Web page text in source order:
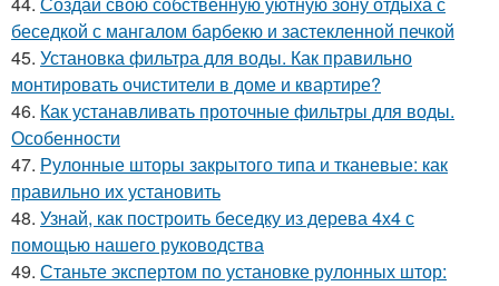
беседкой с мангалом барбекю и застекленной печкой
45. Установка фильтра для воды. Как правильно
монтировать очистители в доме и квартире?
46. Как устанавливать проточные фильтры для воды.
Особенности
47. Рулонные шторы закрытого типа и тканевые: как
правильно их установить
48. Узнай, как построить беседку из дерева 4х4 с
помощью нашего руководства
49. Станьте экспертом по установке рулонных штор: